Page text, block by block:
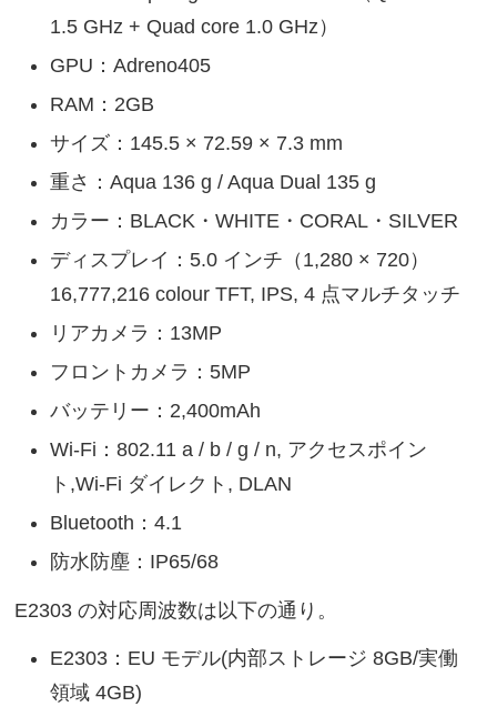
1.5 GHz + Quad core 1.0 GHz）
GPU：Adreno405
RAM：2GB
サイズ：145.5 × 72.59 × 7.3 mm
重さ：Aqua 136 g / Aqua Dual 135 g
カラー：BLACK・WHITE・CORAL・SILVER
ディスプレイ：5.0 インチ（1,280 × 720）
16,777,216 colour TFT, IPS, 4 点マルチタッチ
リアカメラ：13MP
フロントカメラ：5MP
バッテリー：2,400mAh
Wi-Fi：802.11 a / b / g / n, アクセスポイン
ト,Wi-Fi ダイレクト, DLAN
Bluetooth：4.1
防水防塵：IP65/68
E2303 の対応周波数は以下の通り。
E2303：EU モデル(内部ストレージ 8GB/実働
領域 4GB)